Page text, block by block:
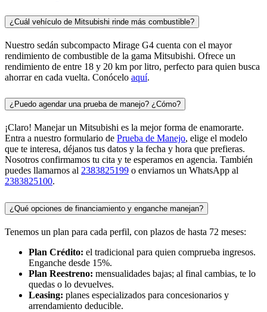
¿Cuál vehículo de Mitsubishi rinde más combustible?
Nuestro sedán subcompacto Mirage G4 cuenta con el mayor
rendimiento de combustible de la gama Mitsubishi. Ofrece un
rendimiento de entre 18 y 20 km por litro, perfecto para quien busca
ahorrar en cada vuelta. Conócelo aquí.
¿Puedo agendar una prueba de manejo? ¿Cómo?
¡Claro! Manejar un Mitsubishi es la mejor forma de enamorarte.
Entra a nuestro formulario de Prueba de Manejo, elige el modelo
que te interesa, déjanos tus datos y la fecha y hora que prefieras.
Nosotros confirmamos tu cita y te esperamos en agencia. También
puedes llamarnos al 2383825199 o enviarnos un WhatsApp al
2383825100.
¿Qué opciones de financiamiento y enganche manejan?
Tenemos un plan para cada perfil, con plazos de hasta 72 meses:
Plan Crédito: el tradicional para quien comprueba ingresos.
Enganche desde 15%.
Plan Reestreno: mensualidades bajas; al final cambias, te lo
quedas o lo devuelves.
Leasing: planes especializados para concesionarios y
arrendamiento deducible.